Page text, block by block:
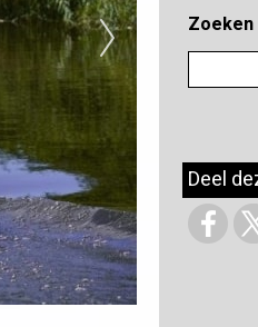
Zoeken
Deel